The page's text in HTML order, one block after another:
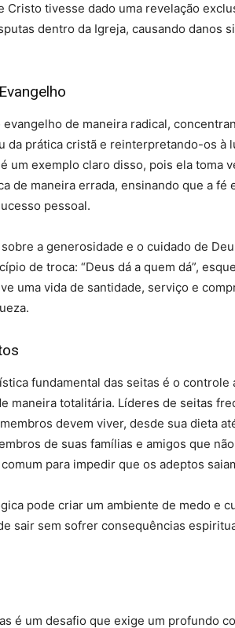
Cristo tivesse dado uma revelação
dentro da Igreja, causando danos
de maneira radical,
da prática cristã e reinterpretando-os à
um exemplo claro disso, pois ela toma
de maneira errada, ensinando que a
pessoal.
a generosidade e o cuidado de
de troca: “Deus dá a quem dá”,
uma vida de santidade, serviço e
fundamental das seitas é o
maneira totalitária. Líderes de seitas
devem viver, desde sua dieta
de suas famílias e amigos que
para impedir que os adeptos
pode criar um ambiente de medo e
sair sem sofrer consequências
é um desafio que exige um profundo